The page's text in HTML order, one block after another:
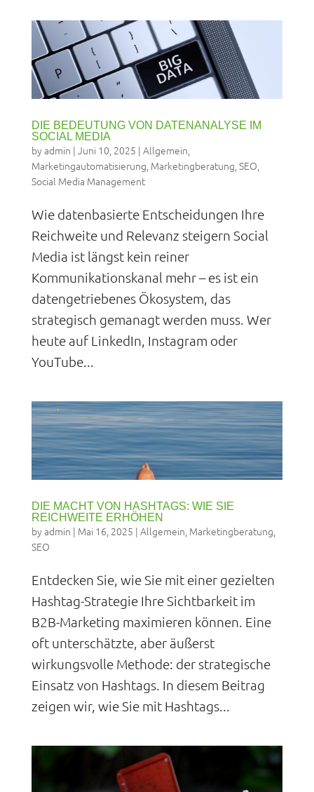
DIE BEDEUTUNG VON DATENANALYSE IM
SOCIAL MEDIA
byadmin | Juni 10, 2025 | Allgemein
Marketingautomatisierung Marketingberatung SEO
Social Media Management
Wie datenbasierte Entscheidungen Ihre
Reichweite und Relevanz steigern Social
Media ist längst kein reiner
Kommunikationskanal mehr – es ist ein
datengetriebenes Ökosystem, das
strategisch gemanagt werden muss. Wer
heute auf LinkedIn, Instagram oder
YouTube...
DIE MACHT VON HASHTAGS: WIE SIE
REICHWEITE ERHÖHEN
byadmin | Mai 16, 2025 | Allgemein Marketingberatung
SEO
Entdecken Sie, wie Sie mit einer gezielten
Hashtag-Strategie Ihre Sichtbarkeit im
B2B-Marketing maximieren können. Eine
oft unterschätzte, aber äußerst
wirkungsvolle Methode: der strategische
Einsatz von Hashtags. In diesem Beitrag
zeigen wir, wie Sie mit Hashtags...